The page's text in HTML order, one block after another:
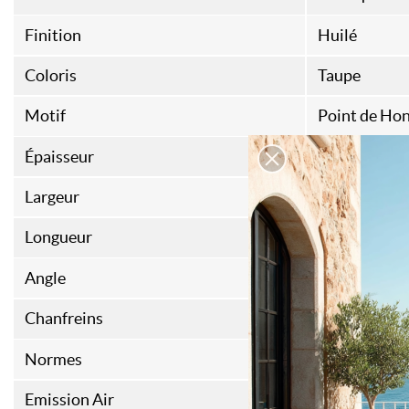
Finition Huilé
Coloris Taupe
Motif Point de
Épaisseur 20 mm
Largeur 100 mm
Longueur 670 mm
Angle 50
Chanfreins 4
Normes FSC
Emission Air E1